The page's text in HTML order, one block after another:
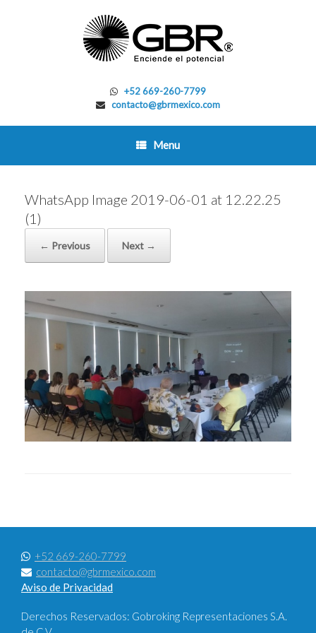
+52 669-260-7799
contacto@gbrmexico.com
Menu
WhatsApp Image 2019-06-01 at 12.22.25
(1)
← Previous Next →
+52 669-260-7799
contacto@gbrmexico.com
Aviso de Privacidad
Derechos Reservados: Gobroking Representaciones S.A.